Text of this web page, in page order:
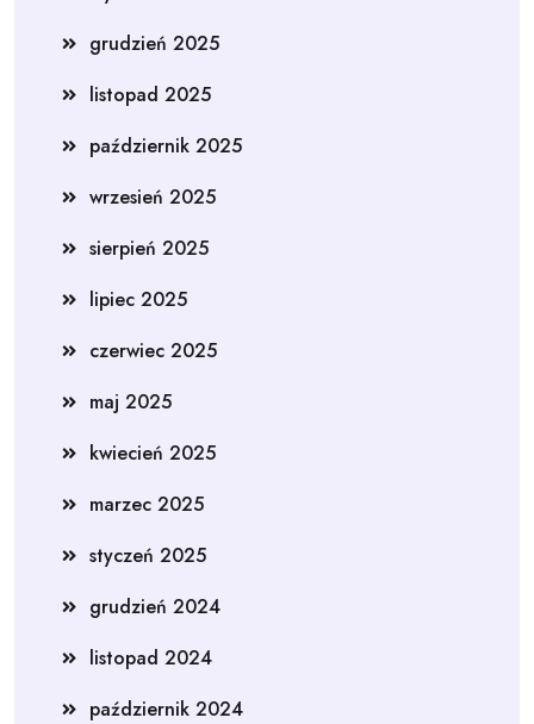
grudzień 2025
listopad 2025
październik 2025
wrzesień 2025
sierpień 2025
lipiec 2025
czerwiec 2025
maj 2025
kwiecień 2025
marzec 2025
styczeń 2025
grudzień 2024
listopad 2024
październik 2024